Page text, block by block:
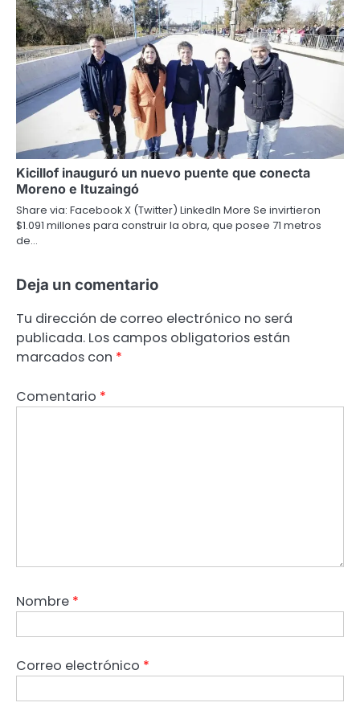
Kicillof inauguró un nuevo puente que conecta
Moreno e Ituzaingó
Share via: Facebook X (Twitter) LinkedIn More Se invirtieron
$1.091 millones para construir la obra, que posee 71 metros
de…
Deja un comentario
Tu dirección de correo electrónico no será
publicada. Los campos obligatorios están
marcados con *
Comentario *
Nombre *
Correo electrónico *